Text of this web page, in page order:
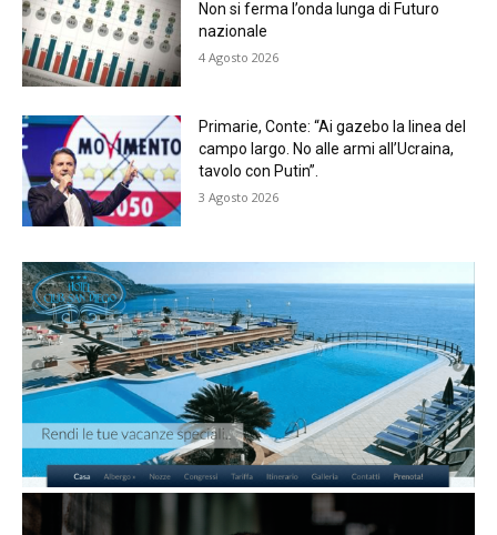
Non si ferma l’onda lunga di Futuro
nazionale
4 Agosto 2026
Primarie, Conte: “Ai gazebo la linea del
campo largo. No alle armi all’Ucraina,
tavolo con Putin”.
3 Agosto 2026